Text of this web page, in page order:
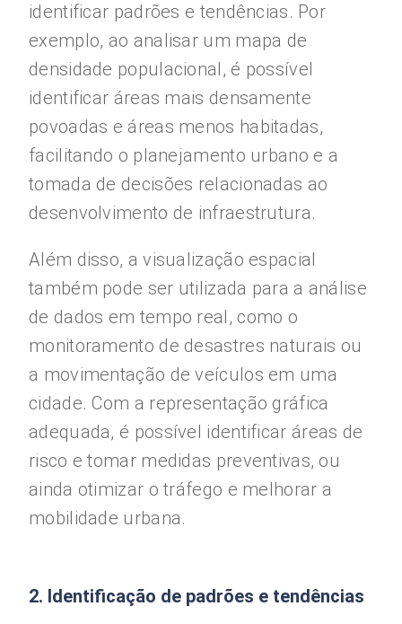
identificar padrões e tendências. Por
exemplo, ao analisar um mapa de
densidade populacional, é possível
identificar áreas mais densamente
povoadas e áreas menos habitadas,
facilitando o planejamento urbano e a
tomada de decisões relacionadas ao
desenvolvimento de infraestrutura.
Além disso, a visualização espacial
também pode ser utilizada para a análise
de dados em tempo real, como o
monitoramento de desastres naturais ou
a movimentação de veículos em uma
cidade. Com a representação gráfica
adequada, é possível identificar áreas de
risco e tomar medidas preventivas, ou
ainda otimizar o tráfego e melhorar a
mobilidade urbana.
2. Identificação de padrões e tendências